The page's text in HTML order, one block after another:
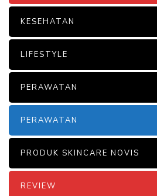
KESEHATAN
LIFESTYLE
PERAWATAN
PERAWATAN
PRODUK SKINCARE NOVIS
REVIEW